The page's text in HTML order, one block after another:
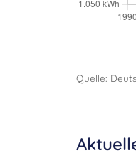
Quelle: